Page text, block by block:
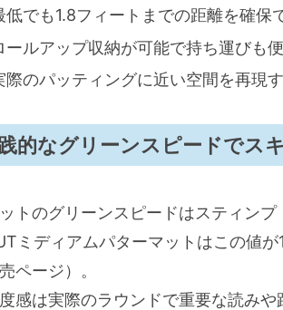
低でも1.8フィートまでの距離を確保
ールアップ収納が可能で持ち運びも
際のパッティングに近い空間を再現
的なグリーンスピードでス
トのグリーンスピードはスティンプ
ミディアムパターマットはこの値
ページ）。
感は実際のラウンドで重要な読みや